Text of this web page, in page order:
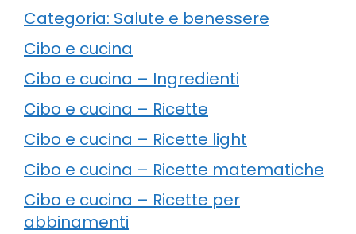
Categoria: Salute e benessere
Cibo e cucina
Cibo e cucina – Ingredienti
Cibo e cucina – Ricette
Cibo e cucina – Ricette light
Cibo e cucina – Ricette matematiche
Cibo e cucina – Ricette per
abbinamenti